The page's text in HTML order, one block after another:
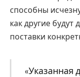
способны
как другие
поставки
«Указанная